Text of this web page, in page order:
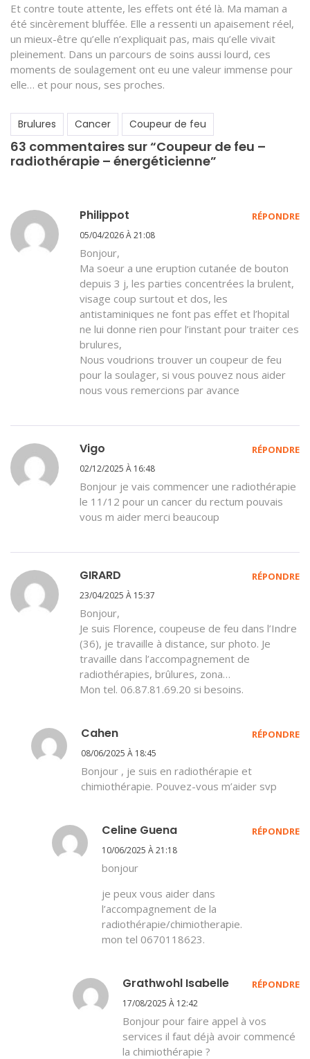
Et contre toute attente, les effets ont été là. Ma maman a
été sincèrement bluffée. Elle a ressenti un apaisement réel,
un mieux-être qu’elle n’expliquait pas, mais qu’elle vivait
pleinement. Dans un parcours de soins aussi lourd, ces
moments de soulagement ont eu une valeur immense pour
elle… et pour nous, ses proches.
Brulures Cancer Coupeur de feu
63 commentaires sur “Coupeur de feu –
radiothérapie – énergéticienne”
Philippot
05/04/2026 À 21:08
Bonjour,
Ma soeur a une eruption cutanée de bouton
depuis 3 j, les parties concentrées la brulent,
visage coup surtout et dos, les
antistaminiques ne font pas effet et l’hopital
ne lui donne rien pour l’instant pour traiter ces
brulures,
Nous voudrions trouver un coupeur de feu
pour la soulager, si vous pouvez nous aider
nous vous remercions par avance
RÉPONDRE
Vigo
02/12/2025 À 16:48
Bonjour je vais commencer une radiothérapie
le 11/12 pour un cancer du rectum pouvais
vous m aider merci beaucoup
RÉPONDRE
GIRARD
23/04/2025 À 15:37
Bonjour,
Je suis Florence, coupeuse de feu dans l’Indre
(36), je travaille à distance, sur photo. Je
travaille dans l’accompagnement de
radiothérapies, brûlures, zona…
Mon tel. 06.87.81.69.20 si besoins.
RÉPONDRE
Cahen
08/06/2025 À 18:45
Bonjour , je suis en radiothérapie et
chimiothérapie. Pouvez-vous m’aider svp
RÉPONDRE
Celine Guena
10/06/2025 À 21:18
bonjour
je peux vous aider dans
l’accompagnement de la
radiothérapie/chimiotherapie.
mon tel 0670118623.
RÉPONDRE
Grathwohl Isabelle
17/08/2025 À 12:42
Bonjour pour faire appel à vos
services il faut déjà avoir commencé
la chimiothérapie ?
RÉPONDRE